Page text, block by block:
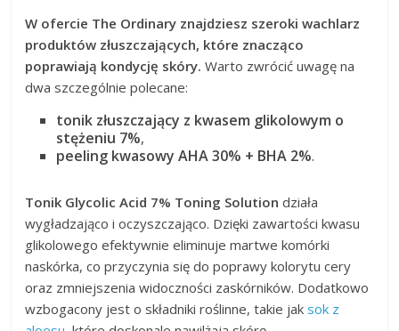
W ofercie The Ordinary znajdziesz szeroki wachlarz
produktów złuszczających, które znacząco
poprawiają kondycję skóry. Warto zwrócić uwagę na
dwa szczególnie polecane:
tonik złuszczający z kwasem glikolowym o
stężeniu 7%,
peeling kwasowy AHA 30% + BHA 2%.
Tonik Glycolic Acid 7% Toning Solution działa
wygładzająco i oczyszczająco. Dzięki zawartości kwasu
glikolowego efektywnie eliminuje martwe komórki
naskórka, co przyczynia się do poprawy kolorytu cery
oraz zmniejszenia widoczności zaskórników. Dodatkowo
wzbogacony jest o składniki roślinne, takie jaksok z